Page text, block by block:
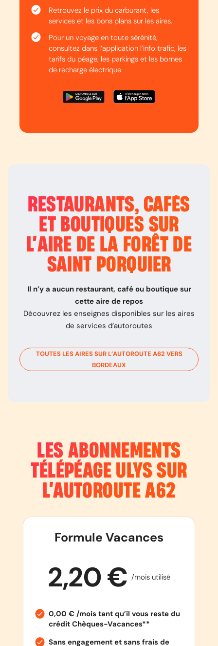
Retrouvez le prix du carburant, les
services et les bons plans sur les aires.
Pour un voyage en toute sérénité,
consultez dans l’application l’info trafic, les
tarifs du péage, les parkings et les bornes
de recharge électrique.
RESTAURANTS, CAFÉS
ET BOUTIQUES SUR
L’AIRE DE LA FORÊT DE
SAINT PORQUIER
Il n’y a aucun restaurant, café ou boutique sur
cette aire de repos
Découvrez les enseignes disponibles sur les aires
de services d’autoroutes
TOUTES LES AIRES SUR L’AUTOROUTE A62 VERS
BORDEAUX
LES ABONNEMENTS
TÉLÉPÉAGE ULYS SUR
L’AUTOROUTEA62
Formule Vacances
2,20 € /mois utilisé
0,00 € /mois tant qu’il vous reste du
crédit Chèques-Vacances**
Sans engagement et sans frais de